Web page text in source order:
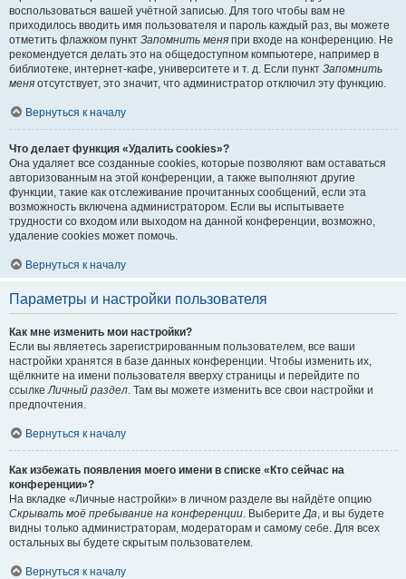
воспользоваться вашей учётной записью. Для того чтобы вам не
приходилось вводить имя пользователя и пароль каждый раз, вы можете
отметить флажком пункт Запомнить меня при входе на конференцию. Не
рекомендуется делать это на общедоступном компьютере, например в
библиотеке, интернет-кафе, университете и т. д. Если пункт Запомнить
меня отсутствует, это значит, что администратор отключил эту функцию.
Вернуться к началу
Что делает функция «Удалить cookies»?
Она удаляет все созданные cookies, которые позволяют вам оставаться
авторизованным на этой конференции, а также выполняют другие
функции, такие как отслеживание прочитанных сообщений, если эта
возможность включена администратором. Если вы испытываете
трудности со входом или выходом на данной конференции, возможно,
удаление cookies может помочь.
Вернуться к началу
Параметры и настройки пользователя
Как мне изменить мои настройки?
Если вы являетесь зарегистрированным пользователем, все ваши
настройки хранятся в базе данных конференции. Чтобы изменить их,
щёлкните на имени пользователя вверху страницы и перейдите по
ссылкеЛичный раздел. Там вы можете изменить все свои настройки и
предпочтения.
Вернуться к началу
Как избежать появления моего имени в списке «Кто сейчас на
конференции»?
На вкладке «Личные настройки» в личном разделе вы найдёте опцию
Скрывать моё пребывание на конференции. ВыберитеДа, и вы будете
видны только администраторам, модераторам и самому себе. Для всех
остальных вы будете скрытым пользователем.
Вернуться к началу